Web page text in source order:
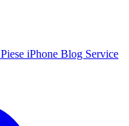
Piese iPhone Blog Service